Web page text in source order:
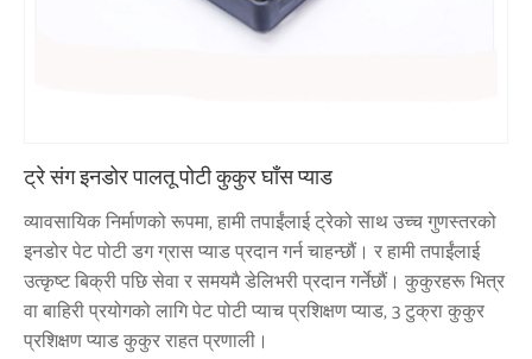
ट्रे संग इनडोर पालतू पोटी कुकुर घाँस प्याड
व्यावसायिक निर्माणको रूपमा, हामी तपाईंलाई ट्रेको साथ उच्च गुणस्तरको
इनडोर पेट पोटी डग ग्रास प्याड प्रदान गर्न चाहन्छौं। र हामी तपाईंलाई
उत्कृष्ट बिक्री पछि सेवा र समयमै डेलिभरी प्रदान गर्नेछौं। कुकुरहरू भित्र
वा बाहिरी प्रयोगको लागि पेट पोटी प्याच प्रशिक्षण प्याड, 3 टुक्रा कुकुर
प्रशिक्षण प्याड कुकुर राहत प्रणाली।